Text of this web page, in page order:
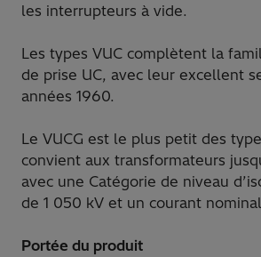
les interrupteurs à vide.
Les types VUC complètent la
de prise UC, avec leur excellent
années 1960.
Le VUCG est le plus petit des
convient aux transformateurs
avec une Catégorie de niveau
de 1 050 kV et un courant
Portée du produit